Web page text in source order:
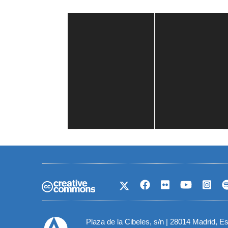
Plaza de la Cibeles, s/n | 28014 Madrid,